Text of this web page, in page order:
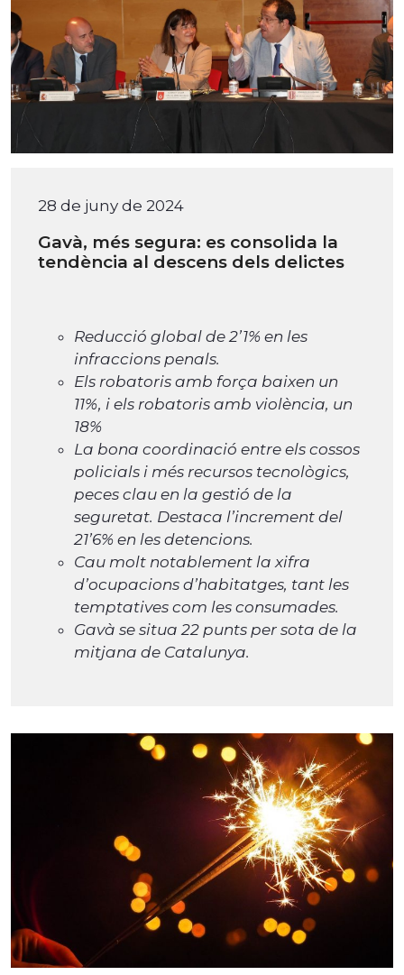
28 de juny de 2024
Gavà, més segura: es consolida la
tendència al descens dels delictes
Reducció global de 2’1% en les
infraccions penals.
Els robatoris amb força baixen un
11%, i els robatoris amb violència, un
18%
La bona coordinació entre els cossos
policials i més recursos tecnològics,
peces clau en la gestió de la
seguretat. Destaca l’increment del
21’6% en les detencions.
Cau molt notablement la xifra
d’ocupacions d’habitatges, tant les
temptatives com les consumades.
Gavà se situa 22 punts per sota de la
mitjana de Catalunya.